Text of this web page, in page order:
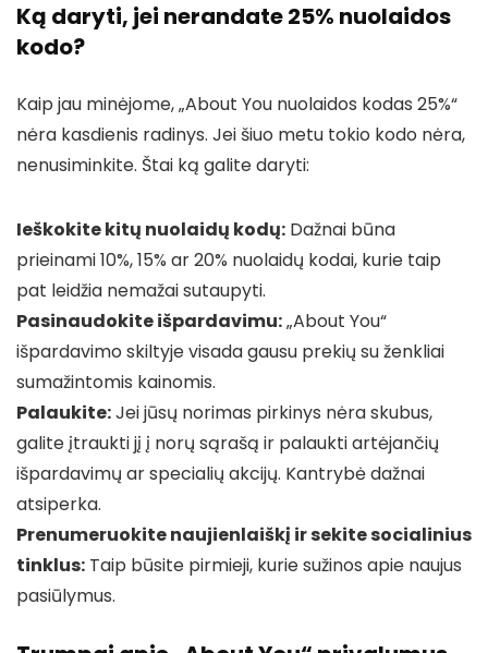
Ką daryti, jei nerandate 25% nuolaidos
kodo?
Kaip jau minėjome, „About You nuolaidos kodas 25%“
nėra kasdienis radinys. Jei šiuo metu tokio kodo nėra,
nenusiminkite. Štai ką galite daryti:
Ieškokite kitų nuolaidų kodų: Dažnai būna
prieinami 10%, 15% ar 20% nuolaidų kodai, kurie taip
pat leidžia nemažai sutaupyti.
Pasinaudokite išpardavimu:„About You“
išpardavimo skiltyje visada gausu prekių su ženkliai
sumažintomis kainomis.
Palaukite:Jei jūsų norimas pirkinys nėra skubus,
galite įtraukti jį į norų sąrašą ir palaukti artėjančių
išpardavimų ar specialių akcijų. Kantrybė dažnai
atsiperka.
Prenumeruokite naujienlaiškį ir sekite socialinius
tinklus: Taip būsite pirmieji, kurie sužinos apie naujus
pasiūlymus.